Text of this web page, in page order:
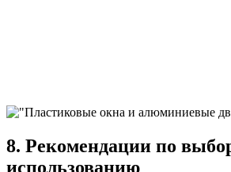
8. Рекомендации по
использованию